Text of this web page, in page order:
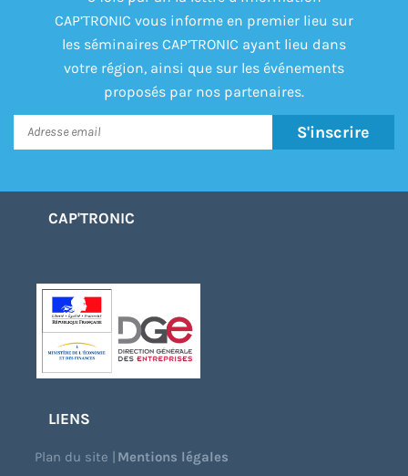
CAP’TRONIC vous informe en premier lieu sur
les séminaires CAP’TRONIC ayant lieu dans
votre région, ainsi que sur les événements
proposés par nos partenaires.
S'inscrire
CAP'TRONIC
LIENS
Plan du site |Mentions légales